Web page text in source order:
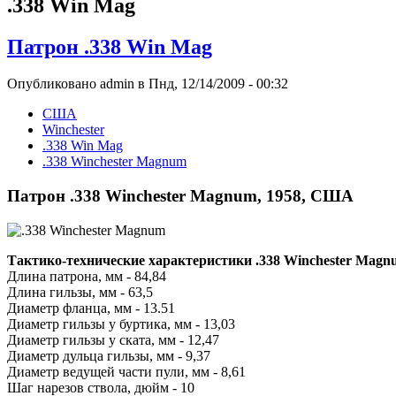
.338 Win Mag
Патрон .338 Win Mag
Опубликовано admin в Пнд, 12/14/2009 - 00:32
США
Winchester
.338 Win Mag
.338 Winchester Magnum
Патрон .338 Winchester Magnum, 1958, США
Тактико-технические характеристики .338 Winchester
Длина патрона, мм - 84,84
Длина гильзы, мм - 63,5
Диаметр фланца, мм - 13.51
Диаметр гильзы у буртика, мм - 13,03
Диаметр гильзы у ската, мм - 12,47
Диаметр дульца гильзы, мм - 9,37
Диаметр ведущей части пули, мм - 8,61
Шаг нарезов ствола, дюйм - 10